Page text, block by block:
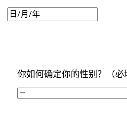
日/
你如何确定你的性别？ （必